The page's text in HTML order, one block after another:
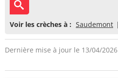
Voir les crèches à : Saudemont
Dernière mise à jour le 13/04/2026